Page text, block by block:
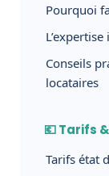
Pourquoi
Conseils
locataires
💶 Tarifs
Tarifs état